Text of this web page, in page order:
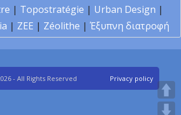
| Topostratégie | Urban Design |
| ZEE | Zéolithe | Έξυπνη διατροφή
- All Rights Reserved Privacy policy